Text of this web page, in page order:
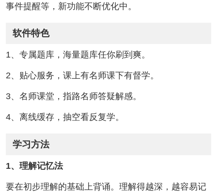
事件提醒等，新功能不断优化中。
软件特色
1、专属题库，海量题库任你刷到爽。
2、贴心服务，课上有名师课下有督学。
3、名师课堂，指路名师答疑解感。
4、离线缓存，抽空看反复学。
学习方法
1、理解记忆法
要在初步理解的基础上背诵。理解得越深，越容易记